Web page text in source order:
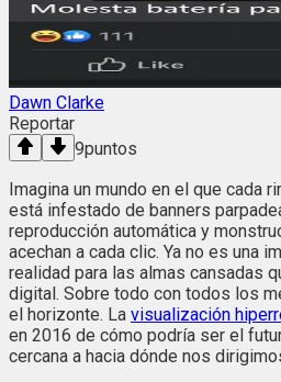
Dawn Clarke
Reportar
9puntos
Imagina un mundo en el que cada
está infestado de banners
reproducción automática y
acechan a cada clic. Ya no es una
realidad para las almas cansadas
digital. Sobre todo con todos los
el horizonte. La visualización
en 2016 de cómo podría ser el
cercana a hacia dónde nos